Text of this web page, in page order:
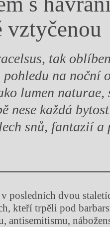
vztyčenou
tak
pohledu na noční
lumen naturae,
nese každá
snů, fantazií a
posledních dvou
kteří trpěli pod
antisemitismu,